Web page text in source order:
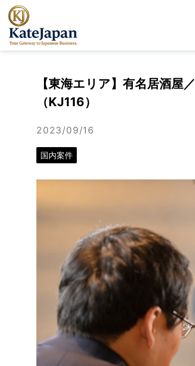
KateJapan
LLC
【東海エリア】有名居酒屋
（KJ116）
2023/09/16
国内案件